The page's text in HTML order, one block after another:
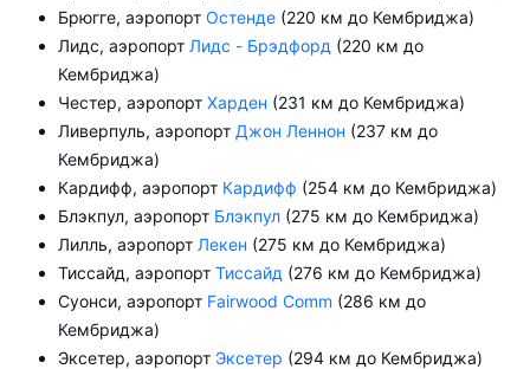
Брюгге, аэропорт Остенде (220 км до Кембриджа)
Лидс, аэропорт Лидс - Брэдфорд (220 км до
Кембриджа)
Честер, аэропорт Харден (231 км до Кембриджа)
Ливерпуль, аэропорт Джон Леннон (237 км до
Кембриджа)
Кардифф, аэропорт Кардифф (254 км до Кембриджа)
Блэкпул, аэропорт Блэкпул (275 км до Кембриджа)
Лилль, аэропорт Лекен (275 км до Кембриджа)
Тиссайд, аэропорт Тиссайд (276 км до Кембриджа)
Суонси, аэропорт Fairwood Comm (286 км до
Кембриджа)
Эксетер, аэропорт Эксетер (294 км до Кембриджа)